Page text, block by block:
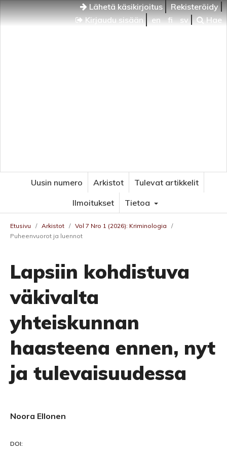
Lähetä käsikirjoitus
Rekisteröidy
Kirjaudu sisään
en fi sv Hae
Uusin numero Arkistot
Tulevat artikkelit
Ilmoitukset
Tietoa
Etusivu / Arkistot / Vol 7 Nro 1 (2026): Kriminologia
/
Puheenvuorot ja luennot
Lapsiin kohdistuva
väkivalta
yhteiskunnan
haasteena ennen, nyt
ja tulevaisuudessa
Noora Ellonen
DOI: